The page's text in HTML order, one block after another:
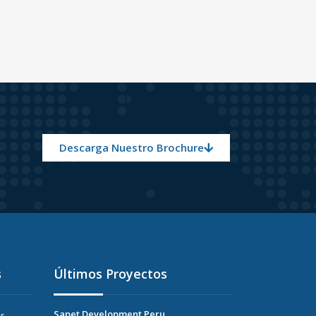
Descarga Nuestro Brochure
Últimos Proyectos